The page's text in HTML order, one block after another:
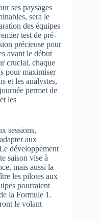
ses paysages
sera le
des équipes
test de pré-
précieuse pour
avant le début
crucial, chaque
pour maximiser
et les analystes,
permet de
les
sessions,
aux
développement
saison vise à
mais aussi la
les pilotes aux
pourraient
la Formule 1.
le volant